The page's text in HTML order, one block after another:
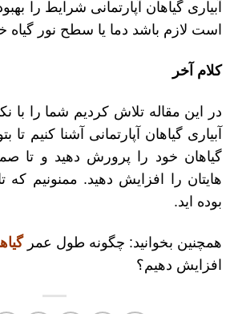
آبیاری گیاهان آپارتمانی شرایط را
است لازم باشد دما یا سطح نور گیاه
کلام آخر
در این مقاله تلاش کردیم شما را با
آبیاری گیاهان آپارتمانی آشنا کنیم تا
گیاهان خود را پرورش دهید و تا
هایتان را افزایش دهید. ممنونیم که
بوده اید.
همچنین بخوانید: چگونه طول عمر
افزایش دهیم؟